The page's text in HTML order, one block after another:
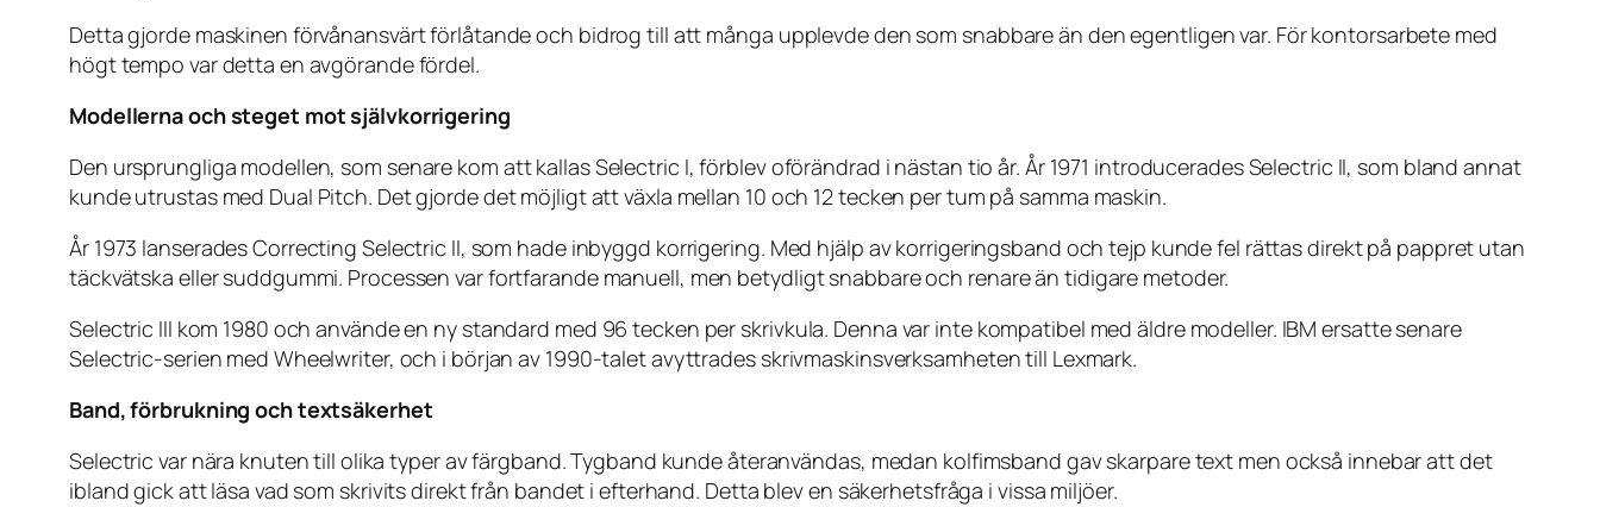
Detta gjorde maskinen förvånansvärt förlåtande och bidrog till att många upplevde den som snabbare än den egentligen var. För kontorsarbete med
högt tempo var detta en avgörande fördel.
Modellerna och steget mot självkorrigering
Den ursprungliga modellen, som senare kom att kallas Selectric I, förblev oförändrad i nästan tio år. År 1971 introducerades Selectric II, som bland annat
kunde utrustas med Dual Pitch. Det gjorde det möjligt att växla mellan 10 och 12 tecken per tum på samma maskin.
År 1973 lanserades Correcting Selectric II, som hade inbyggd korrigering. Med hjälp av korrigeringsband och tejp kunde fel rättas direkt på pappret utan
täckvätska eller suddgummi. Processen var fortfarande manuell, men betydligt snabbare och renare än tidigare metoder.
Selectric III kom 1980 och använde en ny standard med 96 tecken per skrivkula. Denna var inte kompatibel med äldre modeller. IBM ersatte senare
Selectric-serien med Wheelwriter, och i början av 1990-talet avyttrades skrivmaskinsverksamheten till Lexmark.
Band, förbrukning och textsäkerhet
Selectric var nära knuten till olika typer av färgband. Tygband kunde återanvändas, medan kolfimsband gav skarpare text men också innebar att det
ibland gick att läsa vad som skrivits direkt från bandet i efterhand. Detta blev en säkerhetsfråga i vissa miljöer.